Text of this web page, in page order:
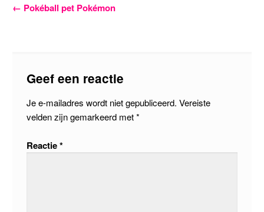
Bericht
← Pokéball pet Pokémon
Geef een reactie
Je e-mailadres wordt niet gepubliceerd. Vereiste
velden zijn gemarkeerd met*
Reactie*